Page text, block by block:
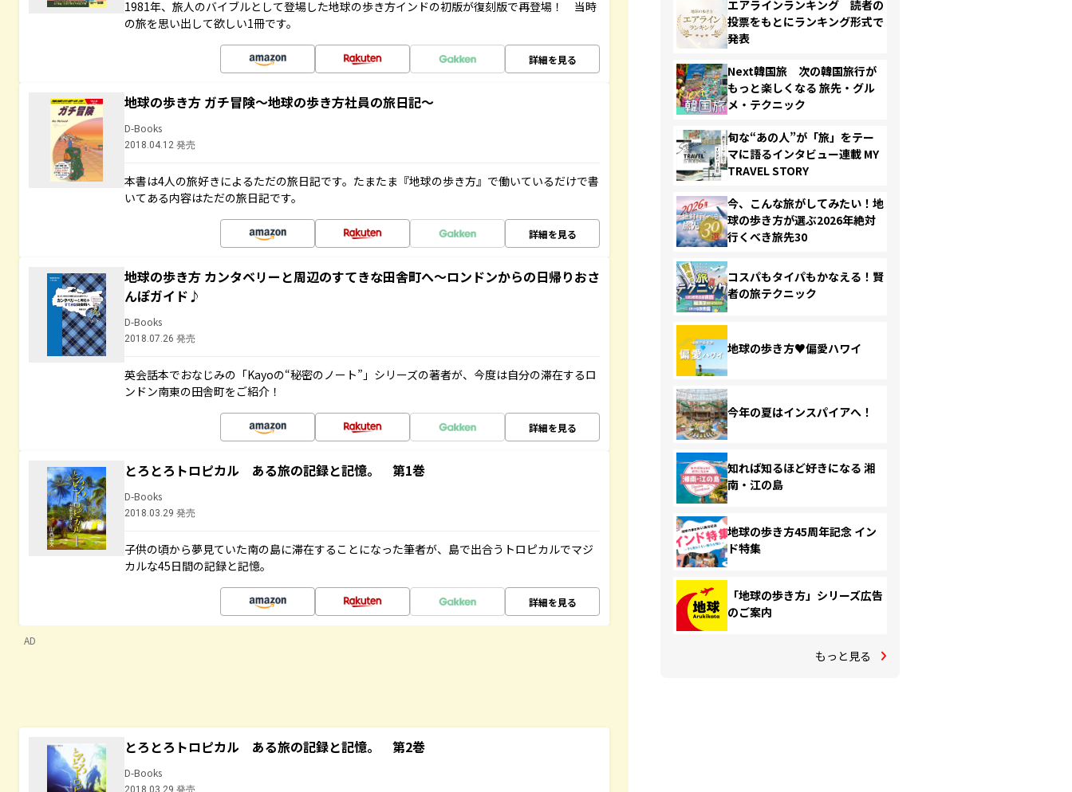
1981年、旅人のバイブルとして登場した地球の歩き方インドの初版が復刻版で再登場！ 当時
の旅を思い出して欲しい1冊です。
詳細を見る
地球の歩き方 ガチ冒険～地球の歩き方社員の旅日記～
D-Books
2018.04.12 発売
本書は4人の旅好きによるただの旅日記です。たまたま『地球の歩き方』で働いているだけで書
いてある内容はただの旅日記です。
詳細を見る
地球の歩き方 カンタベリーと周辺のすてきな田舎町へ～ロンドンからの日帰りおさ
んぽガイド♪
D-Books
2018.07.26 発売
英会話本でおなじみの「Kayoの“秘密のノート”」シリーズの著者が、今度は自分の滞在するロ
ンドン南東の田舎町をご紹介！
詳細を見る
とろとろトロピカル ある旅の記録と記憶。 第1巻
D-Books
2018.03.29 発売
子供の頃から夢見ていた南の島に滞在することになった筆者が、島で出合うトロピカルでマジ
カルな45日間の記録と記憶。
詳細を見る
AD
とろとろトロピカル ある旅の記録と記憶。 第2巻
D-Books
2018.03.29 発売
エアラインランキング 読者の
投票をもとにランキング形式で
発表
Next韓国旅 次の韓国旅行が
もっと楽しくなる 旅先・グル
メ・テクニック
旬な“あの人”が「旅」をテー
マに語るインタビュー連載 MY
TRAVEL STORY
今、こんな旅がしてみたい！地
球の歩き方が選ぶ2026年絶対
行くべき旅先30
コスパもタイパもかなえる！賢
者の旅テクニック
地球の歩き方♥偏愛ハワイ
今年の夏はインスパイアへ！
知れば知るほど好きになる 湘
南・江の島
地球の歩き方45周年記念 イン
ド特集
「地球の歩き方」シリーズ広告
のご案内
もっと見る